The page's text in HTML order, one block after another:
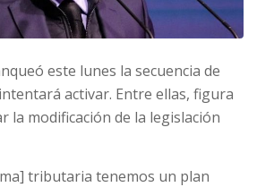
este lunes la secuencia de
activar. Entre ellas, figura
la modificación de la legislación
tributaria tenemos un plan